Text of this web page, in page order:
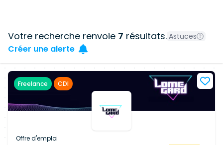
Votre recherche renvoie 7 résultats. Astuces
Créer une alerte
Freelance CDI
Offre d'emploi